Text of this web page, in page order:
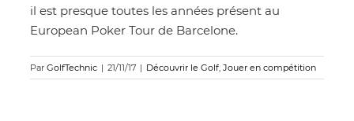
il est presque toutes les années présent au
European Poker Tour de Barcelone.
Par GolfTechnic | 21/11/17 | Découvrir le Golf, Jouer en compétition